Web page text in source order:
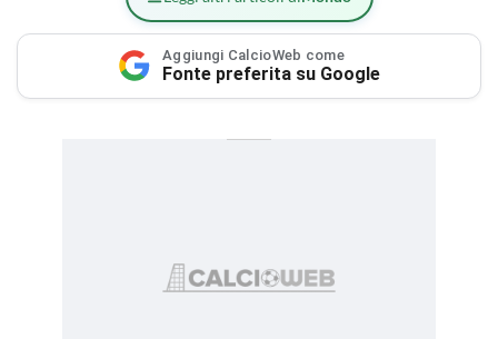
Aggiungi CalcioWeb come
Fonte preferita su Google